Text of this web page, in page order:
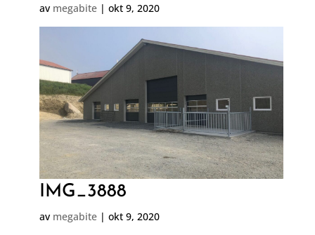
av megabite| okt 9, 2020
IMG_3888
av megabite| okt 9, 2020